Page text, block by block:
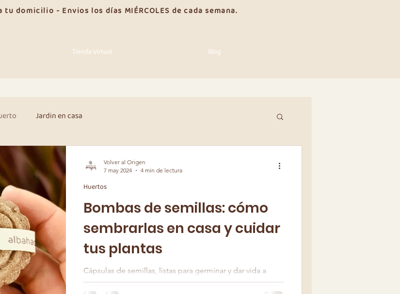
domicilio - Envios los días MIÉRCOLES de cada semana.
Tienda Virtual Blog
Jardin en casa
Bombas de semillas: cómo
sembrarlas en casa y cuidar
tus plantas
Cápsulas de semillas, listas para germinar y dar vida a
plantas llena con medicina.
Huertos
Volver al Origen
7 may 2024
4 min de lectura